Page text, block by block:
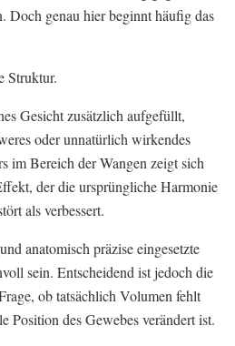
Doch genau hier beginnt häufig das
Struktur.
Gesicht zusätzlich aufgefüllt,
oder unnatürlich wirkendes
im Bereich der Wangen zeigt sich
der die ursprüngliche Harmonie
als verbessert.
anatomisch präzise eingesetzte
sein. Entscheidend ist jedoch die
ob tatsächlich Volumen fehlt
Position des Gewebes verändert ist.